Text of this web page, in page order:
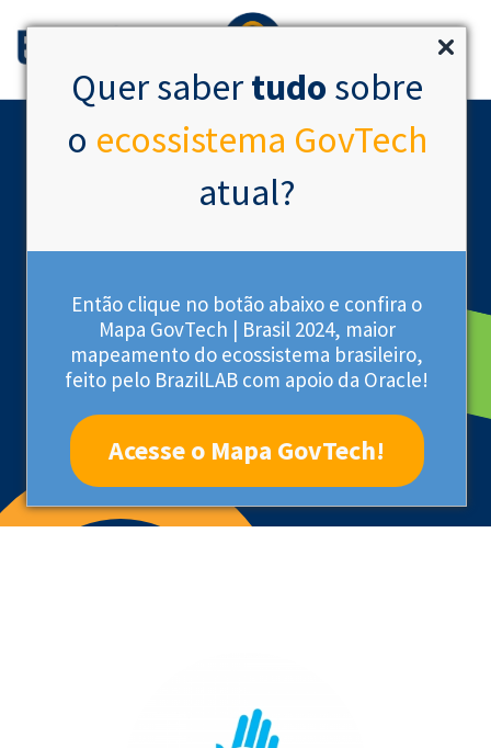
Quer sabertudo sobre
o ecossistema GovTech
atual?
Então clique no botão abaixo e confira o
Mapa GovTech | Brasil 2024, maior
mapeamento do ecossistema brasileiro,
feito pelo BrazilLAB com apoio da Oracle!
Acesse o Mapa GovTech!
Startup Certificada